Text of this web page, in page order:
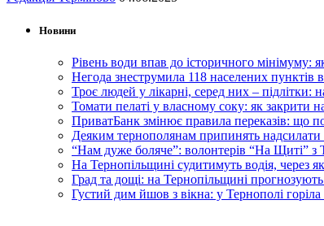
Новини
Рівень води впав до історичного мінімуму:
Негода знеструмила 118 населених пунктів
Троє людей у лікарні, серед них – підлітки:
Томати пелаті у власному соку: як закрити
ПриватБанк змінює правила переказів: що
Деяким тернополянам припинять надсилати
“Нам дуже боляче”: волонтерів “На Щиті”
На Тернопільщині судитимуть водія, через
Град та дощі: на Тернопільщині прогнозують
Густий дим йшов з вікна: у Тернополі горіла